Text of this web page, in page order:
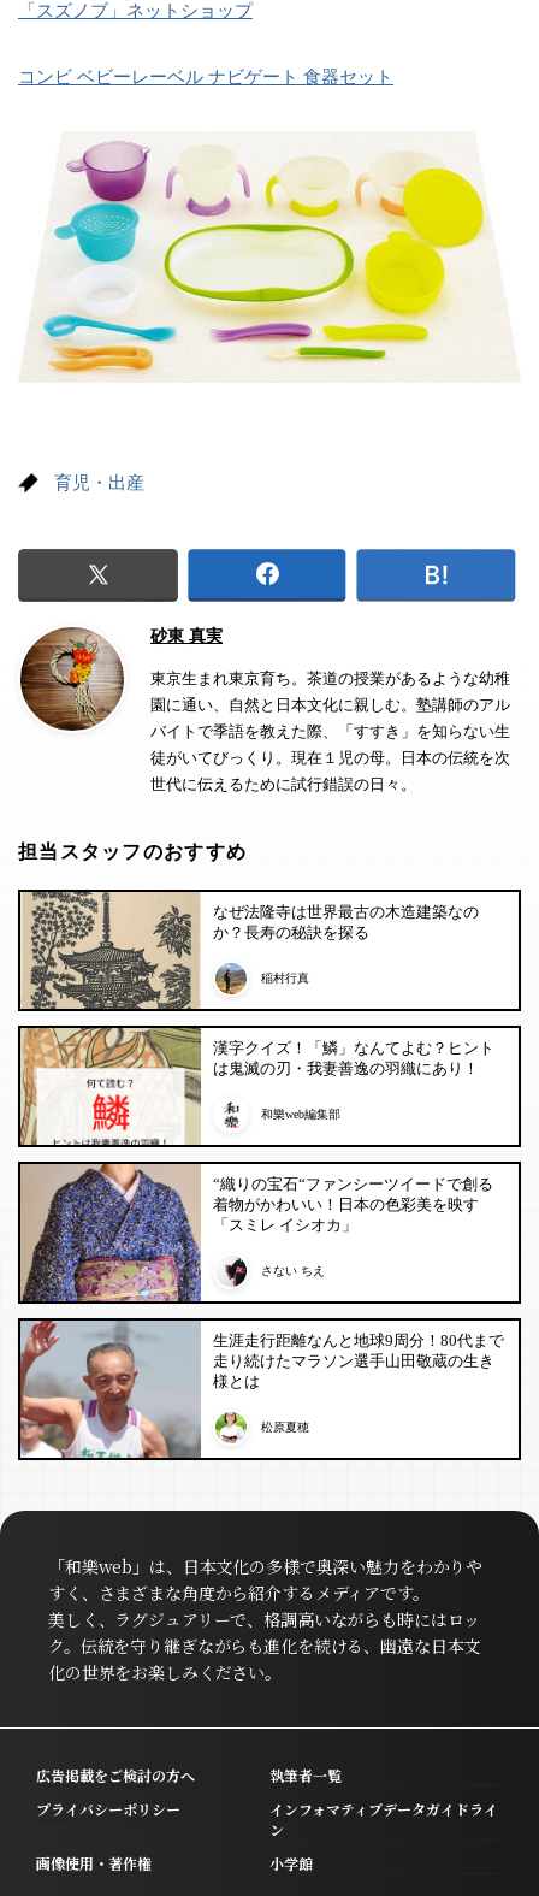
「スズノブ」ネットショップ
コンビ ベビーレーベル ナビゲート 食器セット
育児・出産
砂東 真実
東京生まれ東京育ち。茶道の授業があるような幼稚
園に通い、自然と日本文化に親しむ。塾講師のアル
バイトで季語を教えた際、「すすき」を知らない生
徒がいてびっくり。現在１児の母。日本の伝統を次
世代に伝えるために試行錯誤の日々。
担当スタッフのおすすめ
なぜ法隆寺は世界最古の木造建築なの
か？長寿の秘訣を探る
稲村行真
漢字クイズ！「鱗」なんてよむ？ヒント
は鬼滅の刃・我妻善逸の羽織にあり！
和樂web編集部
“織りの宝石“ファンシーツイードで創る
着物がかわいい！日本の色彩美を映す
「スミレ イシオカ」
さない ちえ
生涯走行距離なんと地球9周分！80代まで
走り続けたマラソン選手山田敬蔵の生き
様とは
松原夏穂
「和樂web」は、日本文化の多様で奥深い魅力をわかりや
すく、さまざまな角度から紹介するメディアです。
美しく、ラグジュアリーで、格調高いながらも時にはロッ
ク。伝統を守り継ぎながらも進化を続ける、幽遠な日本文
化の世界をお楽しみください。
広告掲載をご検討の方へ
執筆者一覧
プライバシーポリシー
インフォマティブデータガイドライ
ン
画像使用・著作権
小学館